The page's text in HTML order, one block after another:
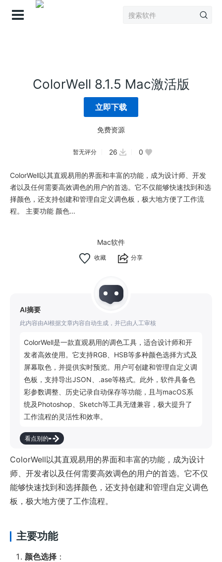
ColorWell 8.1.5 Mac激活版
立即下载
免费资源
暂无评分 26 0
ColorWell以其直观易用的界面和丰富的功能，成为设计师、开发
者以及任何需要高效调色的用户的首选。它不仅能够快速找到和选
择颜色，还支持创建和管理自定义调色板，极大地方便了工作流
程。 主要功能 颜色...
Mac软件
分享
AI摘要
此内容由AI根据文章内容自动生成，并已由人工审核
ColorWell是一款直观易用的调色工具，适合设计师和开
发者高效使用。它支持RGB、HSB等多种颜色选择方式及
屏幕取色，并提供实时预览。用户可创建和管理自定义调
色板，支持导出JSON、.ase等格式。此外，软件具备色
彩参数调整、历史记录自动保存等功能，且与macOS系
统及Photoshop、Sketch等工具无缝兼容，极大提升了
工作流程的灵活性和效率。
看点别的
ColorWell以其直观易用的界面和丰富的功能，成为设计
师、开发者以及任何需要高效调色的用户的首选。它不仅
能够快速找到和选择颜色，还支持创建和管理自定义调色
板，极大地方便了工作流程。
主要功能
颜色选择 ：